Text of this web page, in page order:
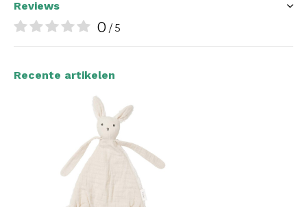
Reviews
0 / 5
Recente artikelen